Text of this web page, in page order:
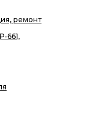
ремонт
661,